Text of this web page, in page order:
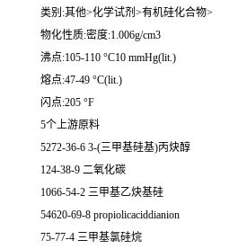
类别:其他>化学试剂>有机硅化合物>
物化性质:密度:1.006g/cm3
沸点:105-110 °C10 mmHg(lit.)
熔点:47-49 °C(lit.)
闪点:205 °F
5个上游原料
5272-36-6 3-(三甲基硅基)丙炔醇
124-38-9 二氧化碳
1066-54-2 三甲基乙炔基硅
54620-69-8 propiolicaciddianion
75-77-4 三甲基氯硅烷